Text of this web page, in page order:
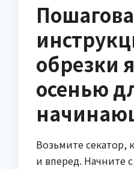
обрезки
осенью
Возьмите секатор,
и вперед. Начните